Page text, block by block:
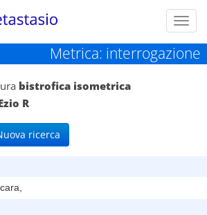
Metrica: interrogazione
bistrofica isometrica
R
ricerca